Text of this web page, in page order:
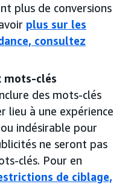
plus de conversions
plus sur les
consultez
mots-clés
des mots-clés
lieu à une expérience
indésirable pour
ne seront pas
clés. Pour en
de ciblage,